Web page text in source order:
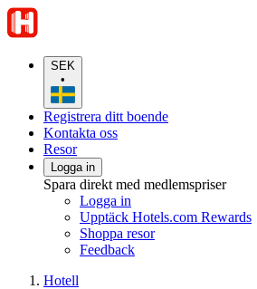
SEK
•
Registrera ditt boende
Kontakta oss
Resor
Logga in
Spara direkt med medlemspriser
Logga in
Upptäck Hotels.com Rewards
Shoppa resor
Feedback
Hotell